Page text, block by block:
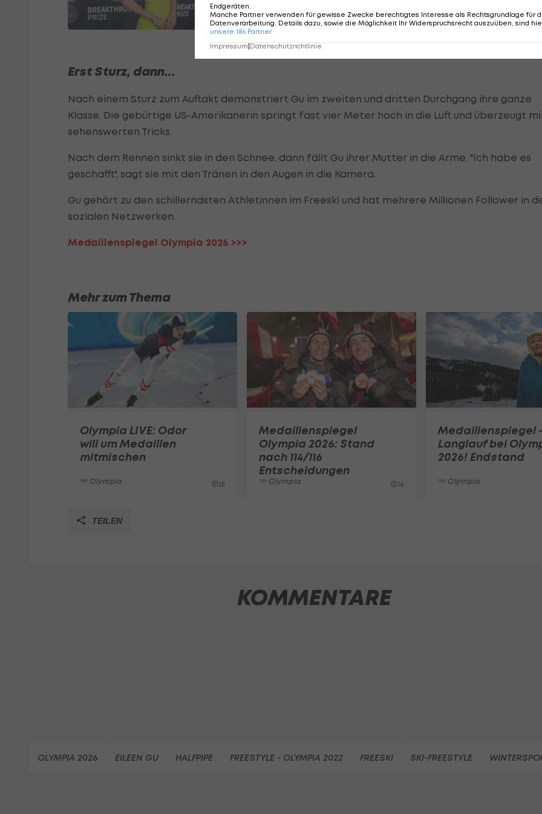
Erst Sturz, dann...
Nach einem Sturz zum Auftakt demonstriert Gu im zweiten und dritten Durchgang ihre ganze
Klasse. Die gebürtige US-Amerikanerin springt fast vier Meter hoch in die Luft und überzeugt
sehenswerten Tricks.
Nach dem Rennen sinkt sie in den Schnee, dann fällt Gu ihrer Mutter in die Arme. "Ich habe es
geschafft", sagt sie mit den Tränen in den Augen in die Kamera.
Gu gehört zu den schillerndsten Athletinnen im Freeski und hat mehrere Millionen Follower in
sozialen Netzwerken.
Medaillenspiegel Olympia 2026 >>>
Mehr zum Thema
Olympia LIVE: Odor
will um Medaillen
mitmischen
Olympia 15
Medaillenspiegel
Olympia 2026: Stand
nach 114/116
Entscheidungen
Olympia 14
Medaillenspiegel -
Langlauf bei
2026! Endstand
Olympia
TEILEN
KOMMENTARE
OLYMPIA 2026 EILEEN GU HALFPIPE FREESTYLE - OLYMPIA 2022 FREESKI SKI-FREESTYLE
Endgeräten.
Manche Partner verwenden für gewisse Zwecke berechtigtes Interesse als Rechtsgrundlage für
Datenverarbeitung. Details dazu, sowie die Möglichkeit Ihr Widerspruchsrecht auszuüben, sind
unsere 186 Partner
Impressum Datenschutzrichtlinie